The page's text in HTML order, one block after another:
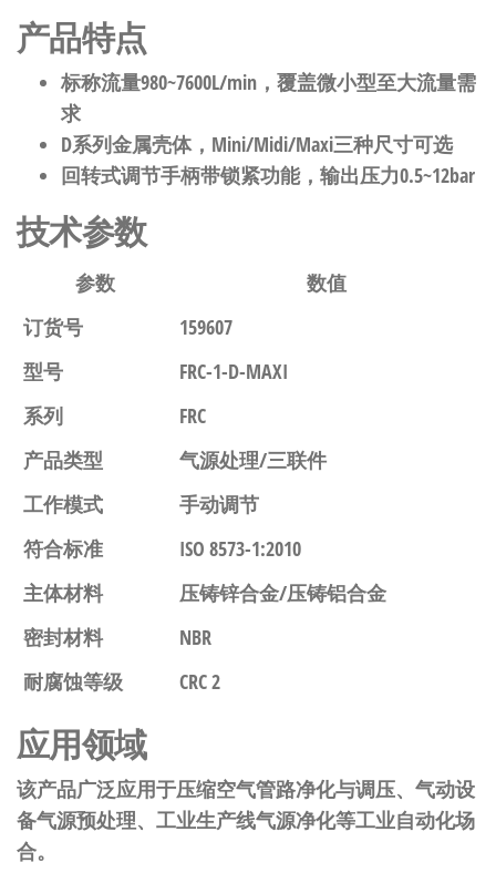
产品特点
标称流量980~7600L/min，覆盖微小型至大流量需
求
D系列金属壳体，Mini/Midi/Maxi三种尺寸可选
回转式调节手柄带锁紧功能，输出压力0.5~12bar
技术参数
参数
数值
订货号
159607
型号
FRC-1-D-MAXI
系列
FRC
产品类型
气源处理/三联件
工作模式
手动调节
符合标准
ISO 8573-1:2010
主体材料
压铸锌合金/压铸铝合金
密封材料
NBR
耐腐蚀等级
CRC 2
应用领域
该产品广泛应用于压缩空气管路净化与调压、气动设
备气源预处理、工业生产线气源净化等工业自动化场
合。